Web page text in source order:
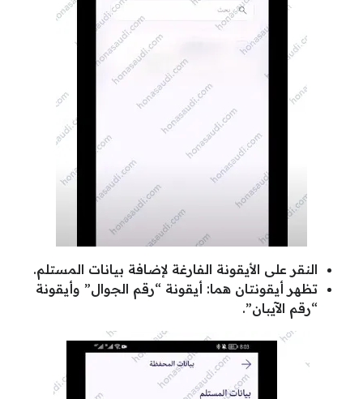
النقر على الأيقونة الفارغة لإضافة بيانات المستلم.
تظهر أيقونتان هما: أيقونة “رقم الجوال” وأيقونة
“رقم الآيبان”.